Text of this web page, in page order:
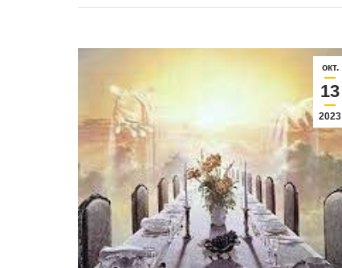
окт.
13
2023